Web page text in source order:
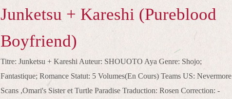
Junketsu + Kareshi (Pureblood
Boyfriend)
Titre: Junketsu + Kareshi Auteur: SHOUOTO Aya Genre: Shojo;
Fantastique; Romance Statut: 5 Volumes(En Cours) Teams US: Nevermore
Scans ,Omari's Sister et Turtle Paradise Traduction: Rosen Correction: -